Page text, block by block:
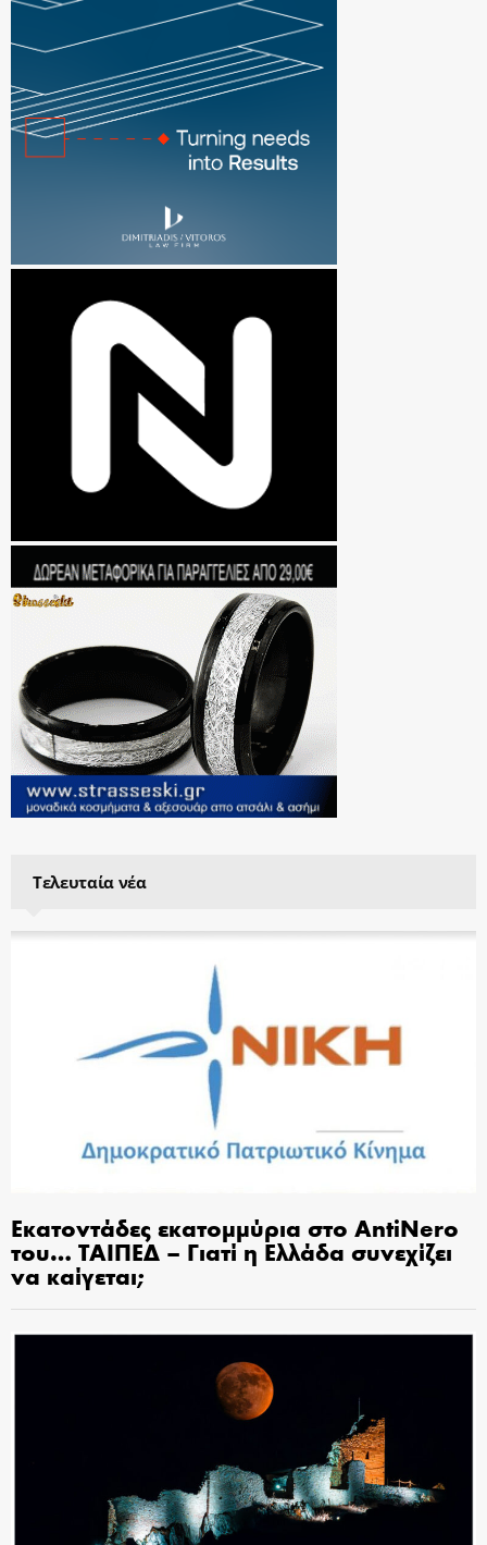
Τελευταία νέα
Εκατοντάδες εκατομμύρια στο AntiNero
του… ΤΑΙΠΕΔ – Γιατί η Ελλάδα συνεχίζει
να καίγεται;